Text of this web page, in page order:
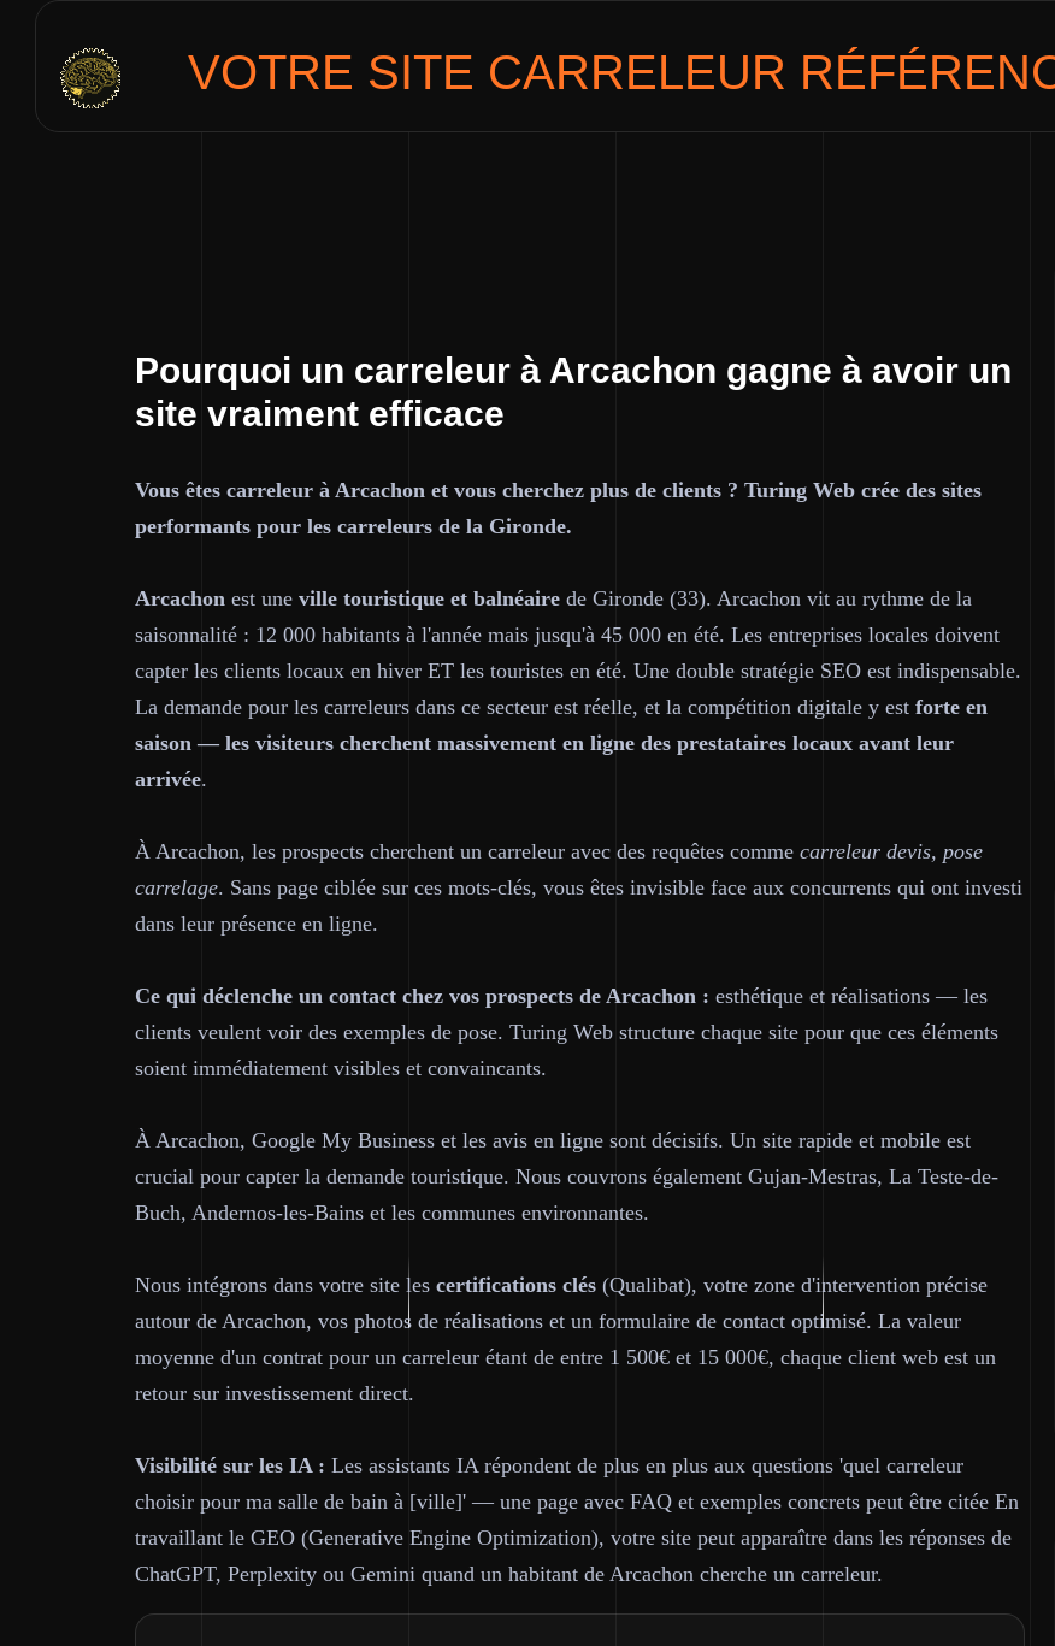
VOTRE SITE CARRELEUR
Pourquoi un carreleur à Arcachon gagne à avoir un
site vraiment efficace
Vous êtes carreleur à Arcachon et vous cherchez plus de clients ? Turing Web crée des sites
performants pour les carreleurs de la Gironde.
Arcachon est une ville touristique et balnéaire de Gironde (33). Arcachon vit au rythme de la
saisonnalité : 12 000 habitants à l'année mais jusqu'à 45 000 en été. Les entreprises locales doivent
capter les clients locaux en hiver ET les touristes en été. Une double stratégie SEO est indispensable.
La demande pour les carreleurs dans ce secteur est réelle, et la compétition digitale y est forte en
saison — les visiteurs cherchent massivement en ligne des prestataires locaux avant leur
arrivée.
À Arcachon, les prospects cherchent un carreleur avec des requêtes comme carreleur devis, pose
carrelage. Sans page ciblée sur ces mots-clés, vous êtes invisible face aux concurrents qui ont investi
dans leur présence en ligne.
Ce qui déclenche un contact chez vos prospects de Arcachon : esthétique et réalisations — les
clients veulent voir des exemples de pose. Turing Web structure chaque site pour que ces éléments
soient immédiatement visibles et convaincants.
À Arcachon, Google My Business et les avis en ligne sont décisifs. Un site rapide et mobile est
crucial pour capter la demande touristique. Nous couvrons également Gujan-Mestras, La Teste-de-
Buch, Andernos-les-Bains et les communes environnantes.
Nous intégrons dans votre site les certifications clés (Qualibat), votre zone d'intervention précise
autour de Arcachon, vos photos de réalisations et un formulaire de contact optimisé. La valeur
moyenne d'un contrat pour un carreleur étant de entre 1 500€ et 15 000€, chaque client web est un
retour sur investissement direct.
Visibilité sur les IA : Les assistants IA répondent de plus en plus aux questions 'quel carreleur
choisir pour ma salle de bain à [ville]' — une page avec FAQ et exemples concrets peut être citée En
travaillant le GEO (Generative Engine Optimization), votre site peut apparaître dans les réponses de
ChatGPT, Perplexity ou Gemini quand un habitant de Arcachon cherche un carreleur.